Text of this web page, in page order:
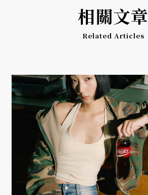
相關文章
Related Articles